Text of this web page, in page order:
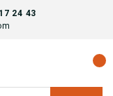
24 43